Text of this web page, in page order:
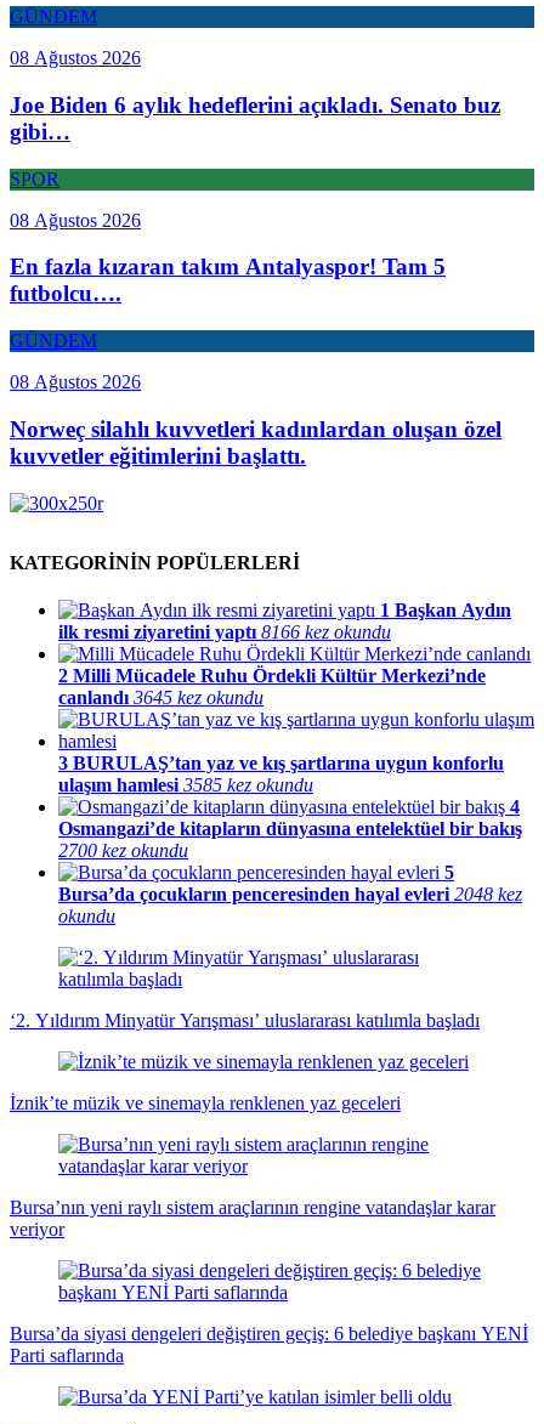
GÜNDEM
08 Ağustos 2026
Joe Biden 6 aylık hedeflerini açıkladı. Senato buz
gibi…
SPOR
08 Ağustos 2026
En fazla kızaran takım Antalyaspor! Tam 5
futbolcu….
GÜNDEM
08 Ağustos 2026
Norweç silahlı kuvvetleri kadınlardan oluşan özel
kuvvetler eğitimlerini başlattı.
KATEGORİNİN POPÜLERLERİ
1 Başkan Aydın
ilk resmi ziyaretini yaptı 8166 kez okundu
2 Milli Mücadele Ruhu Ördekli Kültür Merkezi’nde
canlandı 3645 kez okundu
3 BURULAŞ’tan yaz ve kış şartlarına uygun konforlu
ulaşım hamlesi 3585 kez okundu
4
Osmangazi’de kitapların dünyasına entelektüel bir bakış
2700 kez okundu
5
Bursa’da çocukların penceresinden hayal evleri 2048 kez
okundu
‘2. Yıldırım Minyatür Yarışması’ uluslararası katılımla başladı
İznik’te müzik ve sinemayla renklenen yaz geceleri
Bursa’nın yeni raylı sistem araçlarının rengine vatandaşlar karar
veriyor
Bursa’da siyasi dengeleri değiştiren geçiş: 6 belediye başkanı YENİ
Parti saflarında